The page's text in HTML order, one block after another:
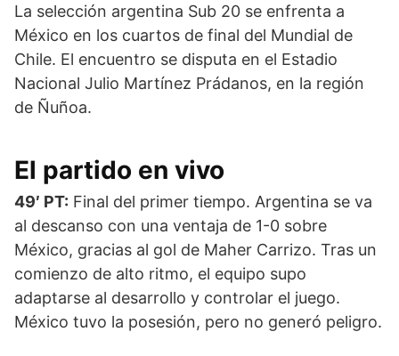
La selección argentina Sub 20 se enfrenta a
México en los cuartos de final del Mundial de
Chile. El encuentro se disputa en el Estadio
Nacional Julio Martínez Prádanos, en la región
de Ñuñoa.
El partido en vivo
49′ PT: Final del primer tiempo. Argentina se va
al descanso con una ventaja de 1-0 sobre
México, gracias al gol de Maher Carrizo. Tras un
comienzo de alto ritmo, el equipo supo
adaptarse al desarrollo y controlar el juego.
México tuvo la posesión, pero no generó peligro.